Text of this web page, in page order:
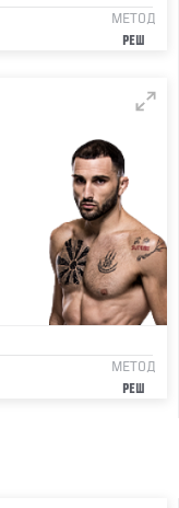
МЕТОД
РЕШ
МЕТОД
РЕШ